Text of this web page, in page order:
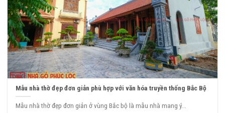
Mẫu nhà thờ đẹp đơn giản phù hợp với văn hóa truyền thống Bắc Bộ
Mẫu nhà thờ đẹp đơn giản ở vùng Bắc bộ là mẫu nhà mang ý...